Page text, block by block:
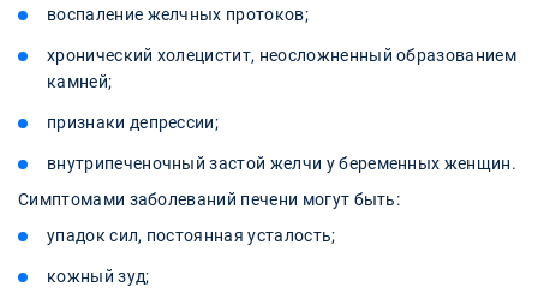
воспаление желчных протоков;
хронический холецистит, неосложненный образованием
камней;
признаки депрессии;
внутрипеченочный застой желчи у беременных женщин.
Симптомами заболеваний печени могут быть:
упадок сил, постоянная усталость;
кожный зуд;